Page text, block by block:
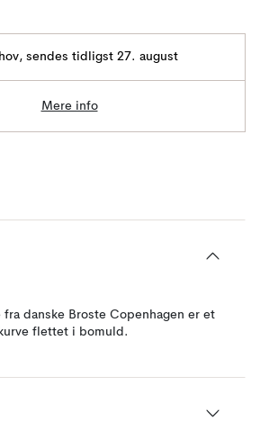
, sendes tidligst 27. august
Mere info
fra danske Broste Copenhagen er et
flettet i bomuld.